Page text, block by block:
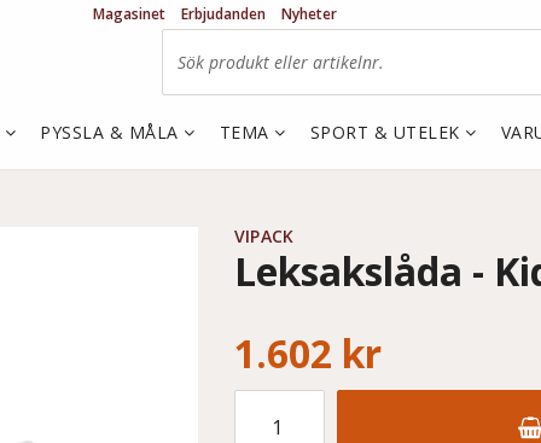
VIPACK
Leksakslåda -
1.602 kr
Magasinet Erbjudanden
Nyheter
PYSSLA & MÅLA TEMA SPORT & UTELEK